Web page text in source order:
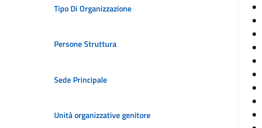
Tipo Di Organizzazione
Persone Struttura
Sede Principale
Unità organizzative genitore